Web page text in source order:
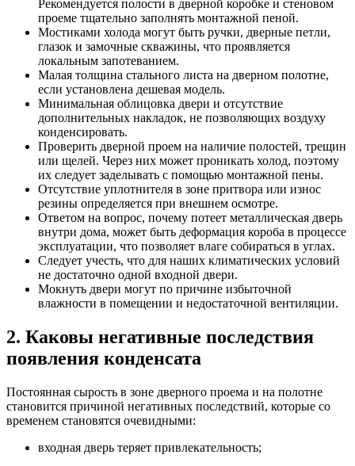
Рекомендуется полости в дверной коробке и стеновом
проеме тщательно заполнять монтажной пеной.
Мостиками холода могут быть ручки, дверные петли,
глазок и замочные скважины, что проявляется
локальным запотеванием.
Малая толщина стального листа на дверном полотне,
если установлена дешевая модель.
Минимальная облицовка двери и отсутствие
дополнительных накладок, не позволяющих воздуху
конденсировать.
Проверить дверной проем на наличие полостей, трещин
или щелей. Через них может проникать холод, поэтому
их следует заделывать с помощью монтажной пены.
Отсутствие уплотнителя в зоне притвора или износ
резины определяется при внешнем осмотре.
Ответом на вопрос, почему потеет металлическая дверь
внутри дома, может быть деформация короба в процессе
эксплуатации, что позволяет влаге собираться в углах.
Следует учесть, что для наших климатических условий
не достаточно одной входной двери.
Мокнуть двери могут по причине избыточной
влажности в помещении и недостаточной вентиляции.
2. Каковы негативные последствия
появления конденсата
Постоянная сырость в зоне дверного проема и на полотне
становится причиной негативных последствий, которые со
временем становятся очевидными:
входная дверь теряет привлекательность;